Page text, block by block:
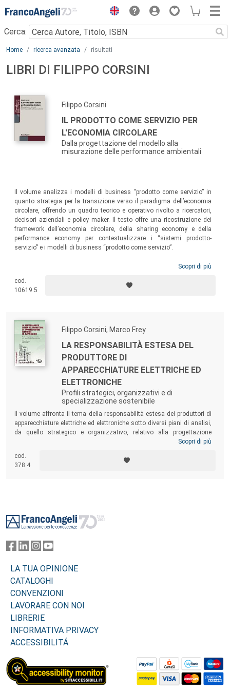
Menu
Cerca:
Main content
Home ricerca avanzata risultati
LIBRI DI FILIPPO CORSINI
Filippo Corsini
IL PRODOTTO COME SERVIZIO PER
L'ECONOMIA CIRCOLARE
Dalla progettazione del modello alla
misurazione delle performance ambientali
Il volume analizza i modelli di business “prodotto come servizio” in
quanto strategia per la transizione verso il paradigma dell’economia
circolare, offrendo un quadro teorico e operativo rivolto a ricercatori,
decisori aziendali e policy maker. Il testo offre una ricostruzione dei
framework dell’economia circolare, della sharing economy e della
performance economy per contestualizzare i “sistemi prodotto-
servizio” e i modelli di business “prodotto come servizio”.
Scopri di più
cod.
10619.5
Filippo Corsini, Marco Frey
LA RESPONSABILITÀ ESTESA DEL
PRODUTTORE DI
APPARECCHIATURE ELETTRICHE ED
ELETTRONICHE
Profili strategici, organizzativi e di
specializzazione sostenibile
Il volume affronta il tema della responsabilità estesa dei produttori di
apparecchiature elettriche ed elettroniche sotto diversi piani di analisi,
da quello strategico e organizzativo, relativo alla progettazione
sostenibile dei prodotti elettrici ed elettronici e alla chiusura delle
all’insieme dei consumatori di apparecchiature elettriche ed
elettroniche, dei soggetti preposti alla ricerca, nonché delle aziende di
Scopri di più
cod.
378.4
LA TUA OPINIONE
CATALOGHI
CONVENZIONI
LAVORARE CON NOI
LIBRERIE
INFORMATIVA PRIVACY
ACCESSIBILITÁ